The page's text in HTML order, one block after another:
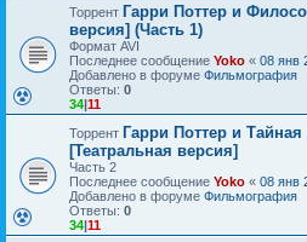
Торрент Гарри Поттер и
версия] (Часть 1)
Формат AVI
Последнее сообщение Yoko « 08 янв
Добавлено в форуме Фильмография
Ответы: 0
34|11
Торрент Гарри Поттер и
[Театральная версия]
Часть 2
Последнее сообщение Yoko « 08 янв
Добавлено в форуме Фильмография
Ответы: 0
34|11